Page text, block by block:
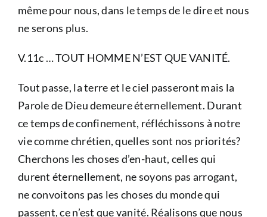
même pour nous, dans le temps de le dire et nous
ne serons plus.
V.11c … TOUT HOMME N’EST QUE VANITÉ.
Tout passe, la terre et le ciel passeront mais la
Parole de Dieu demeure éternellement. Durant
ce temps de confinement, réfléchissons à notre
vie comme chrétien, quelles sont nos priorités?
Cherchons les choses d’en-haut, celles qui
durent éternellement, ne soyons pas arrogant,
ne convoitons pas les choses du monde qui
passent, ce n’est que vanité. Réalisons que nous